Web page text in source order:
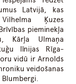
Latvijā, kas
Ķuzes
pieminekļa
Kārļa Ulmaņa
līnijas Rīga-
vidū ir Arnolds
veidošanas